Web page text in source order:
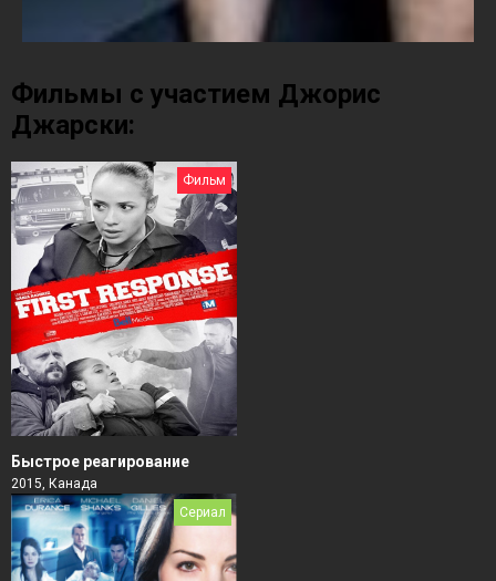
Фильмы с участием Джорис
Джарски:
Фильм
Быстрое реагирование
2015, Канада
Сериал